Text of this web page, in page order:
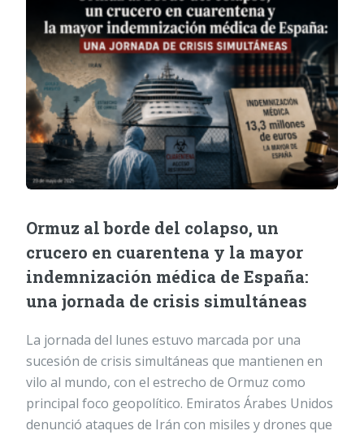
Ormuz al borde del colapso, un
crucero en cuarentena y la mayor
indemnización médica de España:
una jornada de crisis simultáneas
La jornada del lunes estuvo marcada por una
sucesión de crisis simultáneas que mantienen en
vilo al mundo, con el estrecho de Ormuz como
principal foco geopolítico. Emiratos Árabes Unidos
denunció ataques de Irán con misiles y drones que